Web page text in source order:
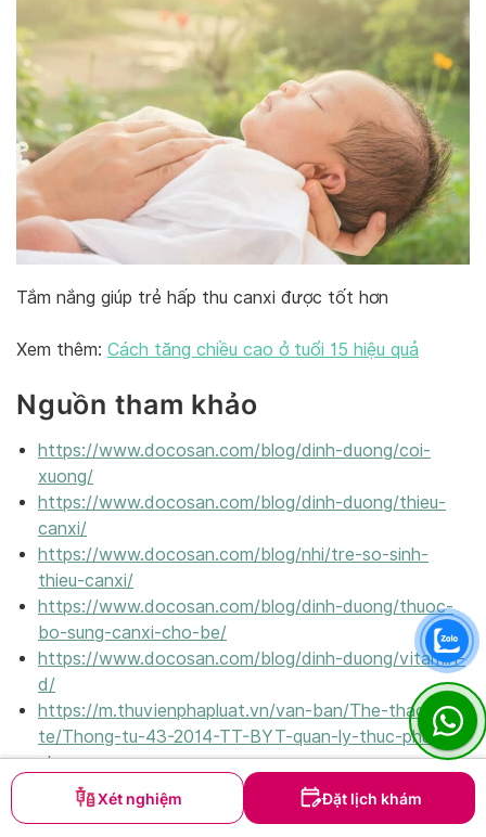
Xét nghiệm Đặt lịch khám
Tắm nắng giúp trẻ hấp thu canxi được tốt hơn
Xem thêm: Cách tăng chiều cao ở tuổi 15 hiệu quả
Nguồn tham khảo
https://www.docosan.com/blog/dinh-duong/coi-
xuong/
https://www.docosan.com/blog/dinh-duong/thieu-
canxi/
https://www.docosan.com/blog/nhi/tre-so-sinh-
thieu-canxi/
https://www.docosan.com/blog/dinh-duong/thuoc-
bo-sung-canxi-cho-be/
https://www.docosan.com/blog/dinh-duong/vitamin-
d/
https://m.thuvienphapluat.vn/van-ban/The-thao-Y-
te/Thong-tu-43-2014-TT-BYT-quan-ly-thuc-pham-
chuc-nang.aspx
https://www.ncbi.nlm.nih.gov/pmc/articles/
https://www.webmd.com/vitamins/ai/ingredientmono/